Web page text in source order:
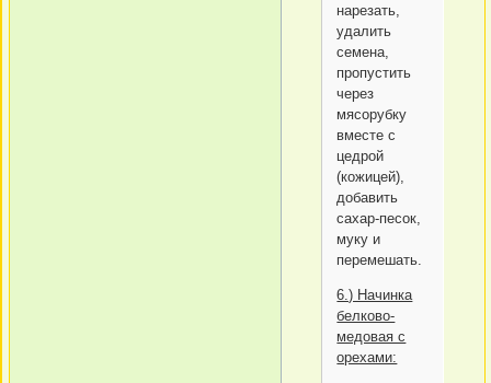
нарезать,
удалить
семена,
пропустить
через
мясорубку
вместе с
цедрой
(кожицей),
добавить
сахар-песок,
муку и
перемешать.
6.) Начинка
белково-
медовая с
орехами: